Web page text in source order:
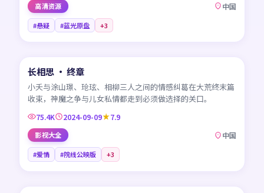
高清资源 中国
#悬疑 #蓝光原盘 +3
CN
长相思 · 终章
小夭与涂山璟、玱玹、相柳三人之间的情感纠葛在大荒终末篇
收束，神魔之争与儿女私情都走到必须做选择的关口。
75.4K 2024-09-09 7.9
影视大全 中国
#爱情 #院线公映版 +3